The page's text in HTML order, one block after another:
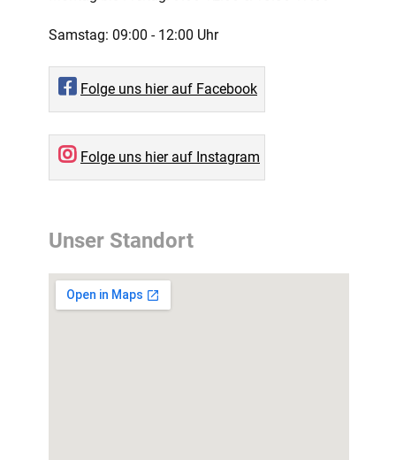
Samstag: 09:00 - 12:00 Uhr
Folge uns hier auf Facebook
Folge uns hier auf Instagram
Unser Standort